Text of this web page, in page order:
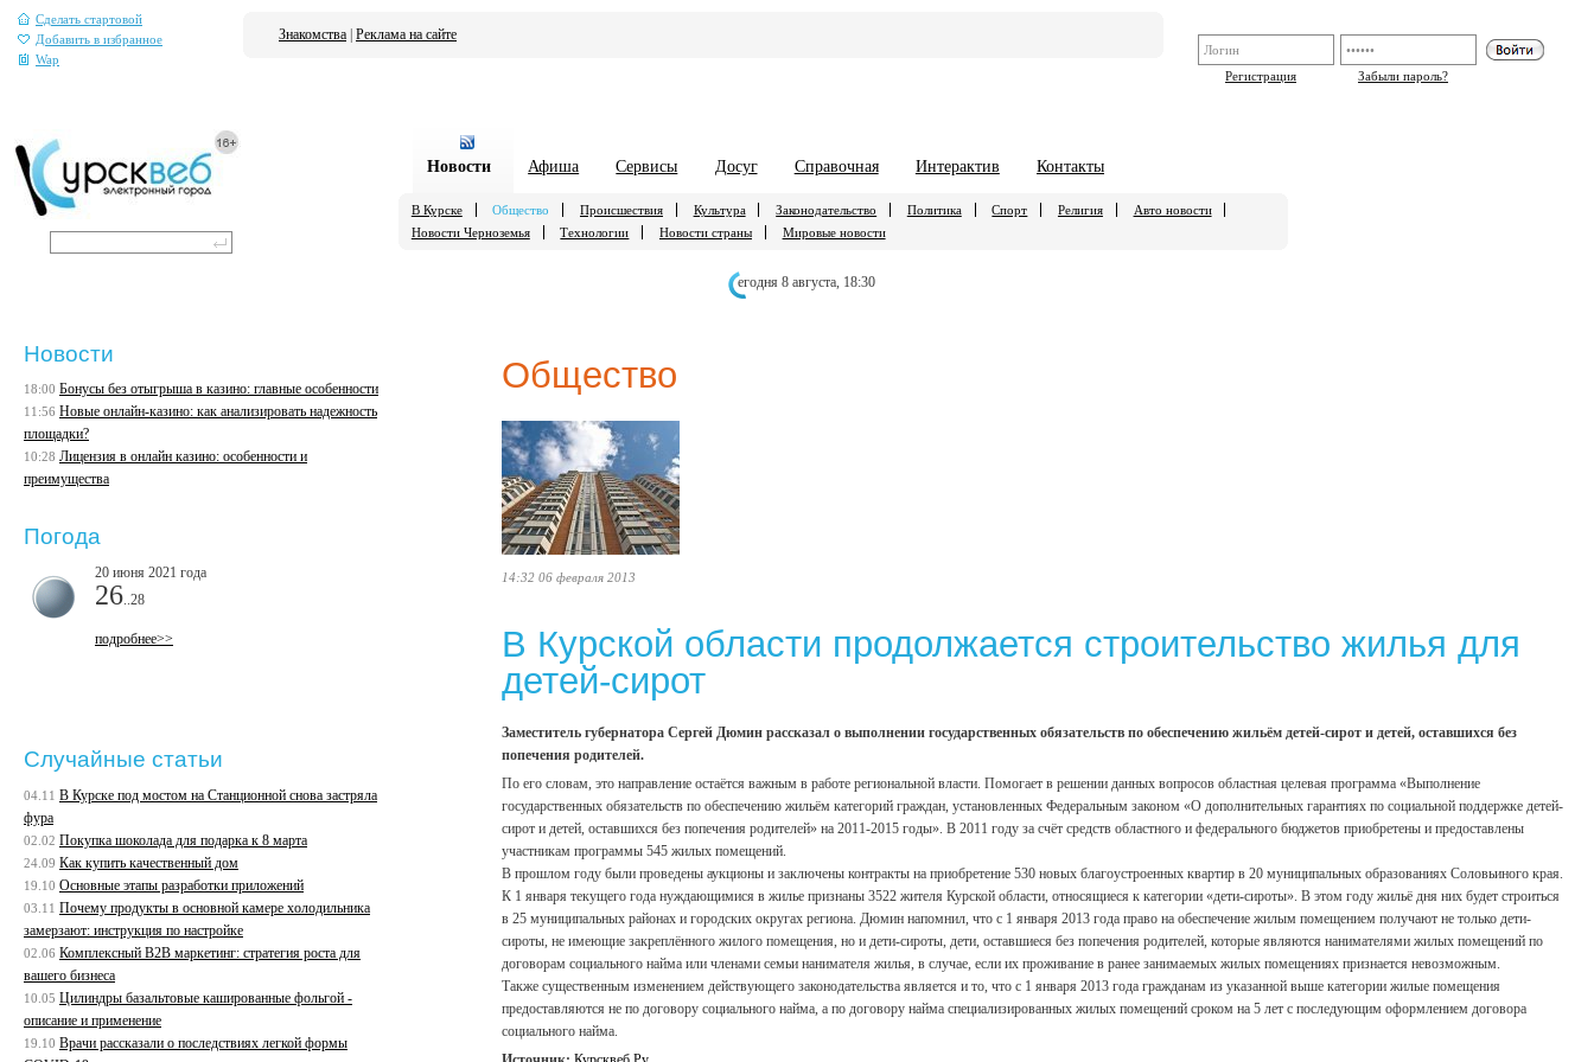
Сделать стартовой
Добавить в избранное
Wap
Регистрация
Забыли пароль?
Знакомства Реклама на сайте
Новости Афиша Сервисы Досуг Справочная Интерактив Контакты
В Курске Общество Происшествия Культура Законодательство Политика Спорт Религия
Авто новости
Новости Черноземья
Технологии Новости страны Мировые новости
егодня 8 августа, 18:30
Общество
14:32 06 февраля 2013
В Курской области продолжается строительство жилья для
детей-сирот
Заместитель губернатора Сергей Дюмин рассказал о выполнении государственных обязательств по обеспечению жильём детей-сирот и детей, оставшихся без
попечения родителей.
По его словам, это направление остаётся важным в работе региональной власти. Помогает в решении данных вопросов областная целевая программа «Выполнение
государственных обязательств по обеспечению жильём категорий граждан, установленных Федеральным законом «О дополнительных гарантиях по социальной поддержке детей-
сирот и детей, оставшихся без попечения родителей» на 2011-2015 годы». В 2011 году за счёт средств областного и федерального бюджетов приобретены и предоставлены
участникам программы 545 жилых помещений.
В прошлом году были проведены аукционы и заключены контракты на приобретение 530 новых благоустроенных квартир в 20 муниципальных образованиях Соловьиного края.
К 1 января текущего года нуждающимися в жилье признаны 3522 жителя Курской области, относящиеся к категории «дети-сироты». В этом году жильё дня них будет строиться
в 25 муниципальных районах и городских округах региона. Дюмин напомнил, что с 1 января 2013 года право на обеспечение жилым помещением получают не только дети-
сироты, не имеющие закреплённого жилого помещения, но и дети-сироты, дети, оставшиеся без попечения родителей, которые являются нанимателями жилых помещений по
договорам социального найма или членами семьи нанимателя жилья, в случае, если их проживание в ранее занимаемых жилых помещениях признается невозможным.
Также существенным изменением действующего законодательства является и то, что с 1 января 2013 года гражданам из указанной выше категории жилые помещения
предоставляются не по договору социального найма, а по договору найма специализированных жилых помещений сроком на 5 лет с последующим оформлением договора
социального найма.
Новости
18:00 Бонусы без отыгрыша в казино: главные особенности
11:56 Новые онлайн-казино: как анализировать надежность
площадки?
10:28 Лицензия в онлайн казино: особенности и
преимущества
Погода
20 июня 2021 года
26 ..28
подробнее>>
Случайные статьи
04.11 В Курске под мостом на Станционной снова застряла
фура
02.02 Покупка шоколада для подарка к 8 марта
24.09 Как купить качественный дом
19.10 Основные этапы разработки приложений
03.11 Почему продукты в основной камере холодильника
замерзают: инструкция по настройке
02.06 Комплексный B2B маркетинг: стратегия роста для
вашего бизнеса
10.05 Цилиндры базальтовые кашированные фольгой -
описание и применение
19.10 Врачи рассказали о последствиях легкой формы